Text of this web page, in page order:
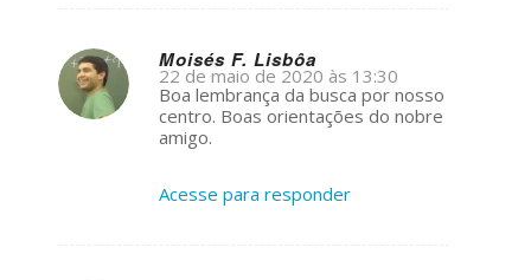
Moisés F. Lisbôa
s
ays:
22 de maio de 2020 às 13:30
Boa lembrança da busca por nosso
centro. Boas orientações do nobre
amigo.
Acesse para responder